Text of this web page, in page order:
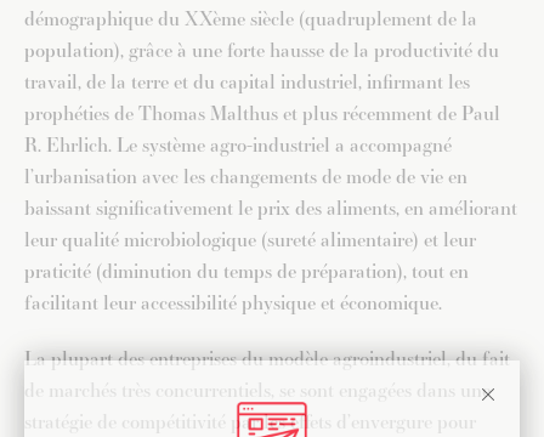
démographique du XXème siècle (quadruplement de la
population), grâce à une forte hausse de la productivité du
travail, de la terre et du capital industriel, infirmant les
prophéties de Thomas Malthus et plus récemment de Paul
R. Ehrlich. Le système agro-industriel a accompagné
l’urbanisation avec les changements de mode de vie en
baissant significativement le prix des aliments, en améliorant
leur qualité microbiologique (sureté alimentaire) et leur
praticité (diminution du temps de préparation), tout en
facilitant leur accessibilité physique et économique.
La plupart des entreprises du modèle agroindustriel, du fait
de marchés très concurrentiels, se sont engagées dans une
stratégie de compétitivité par les effets d’envergure pour